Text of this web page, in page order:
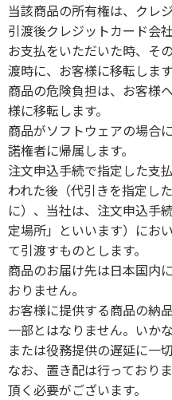
当該商品の所有権は、クレ
引渡後クレジットカード会
お支払をいただいた時、そ
渡時に、お客様に移転します
商品の危険負担は、お客様
様に移転します。
商品がソフトウェアの場合
諾権者に帰属します。
注文申込手続で指定した支
われた後（代引きを指定し
に）、当社は、注文申込手
定場所」といいます）にお
て引渡すものとします。
商品のお届け先は日本国内
おりません。
お客様に提供する商品の納
一部とはなりません。いか
または役務提供の遅延に一
なお、置き配は行っており
頂く必要がございます。